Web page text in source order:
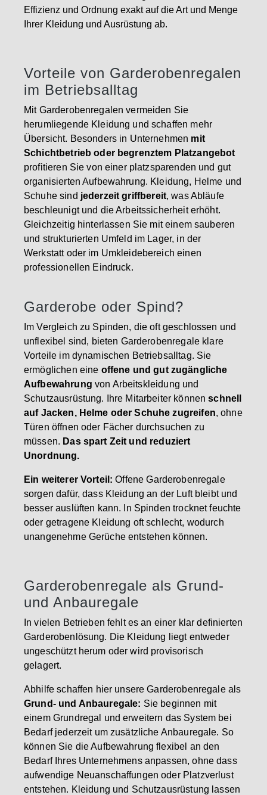
Effizienz und Ordnung exakt auf die Art und Menge
Ihrer Kleidung und Ausrüstung ab.
Vorteile von Garderobenregalen
im Betriebsalltag
Mit Garderobenregalen vermeiden Sie
herumliegende Kleidung und schaffen mehr
Übersicht. Besonders in Unternehmen mit
Schichtbetrieb oder begrenztem Platzangebot
profitieren Sie von einer platzsparenden und gut
organisierten Aufbewahrung. Kleidung, Helme und
Schuhe sind jederzeit griffbereit, was Abläufe
beschleunigt und die Arbeitssicherheit erhöht.
Gleichzeitig hinterlassen Sie mit einem sauberen
und strukturierten Umfeld im Lager, in der
Werkstatt oder im Umkleidebereich einen
professionellen Eindruck.
Garderobe oder Spind?
Im Vergleich zu Spinden, die oft geschlossen und
unflexibel sind, bieten Garderobenregale klare
Vorteile im dynamischen Betriebsalltag. Sie
ermöglichen eine offene und gut zugängliche
Aufbewahrung von Arbeitskleidung und
Schutzausrüstung. Ihre Mitarbeiter könnenschnell
auf Jacken, Helme oder Schuhe zugreifen, ohne
Türen öffnen oder Fächer durchsuchen zu
müssen. Das spart Zeit und reduziert
Unordnung.
Ein weiterer Vorteil: Offene Garderobenregale
sorgen dafür, dass Kleidung an der Luft bleibt und
besser auslüften kann. In Spinden trocknet feuchte
oder getragene Kleidung oft schlecht, wodurch
unangenehme Gerüche entstehen können.
Garderobenregale als Grund-
und Anbauregale
In vielen Betrieben fehlt es an einer klar definierten
Garderobenlösung. Die Kleidung liegt entweder
ungeschützt herum oder wird provisorisch
gelagert.
Abhilfe schaffen hier unsere Garderobenregale als
Grund- und Anbauregale: Sie beginnen mit
einem Grundregal und erweitern das System bei
Bedarf jederzeit um zusätzliche Anbauregale. So
können Sie die Aufbewahrung flexibel an den
Bedarf Ihres Unternehmens anpassen, ohne dass
aufwendige Neuanschaffungen oder Platzverlust
entstehen. Kleidung und Schutzausrüstung lassen